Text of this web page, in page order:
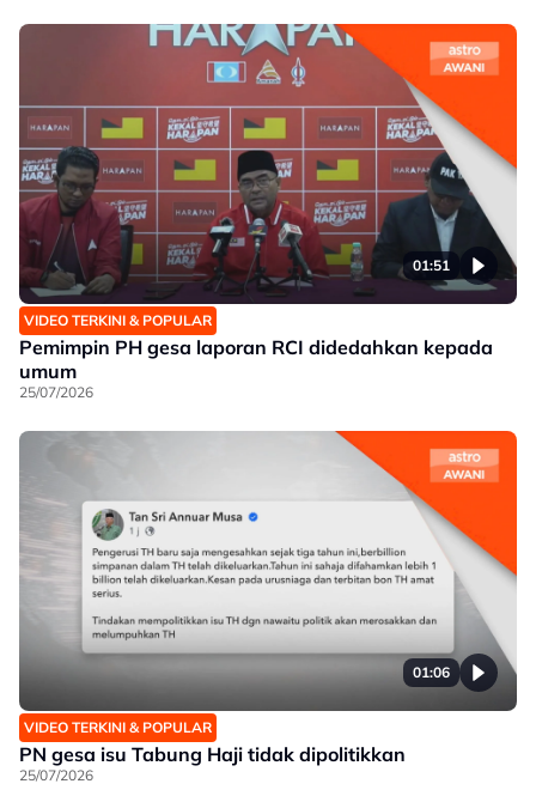
01:51
VIDEO TERKINI & POPULAR
Pemimpin PH gesa laporan RCI didedahkan kepada
umum
25/07/2026
01:06
VIDEO TERKINI & POPULAR
PN gesa isu Tabung Haji tidak dipolitikkan
25/07/2026